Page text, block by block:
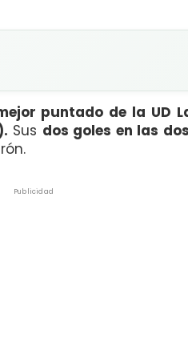
puntado de la UD
Sus dos goles en las
Publicidad